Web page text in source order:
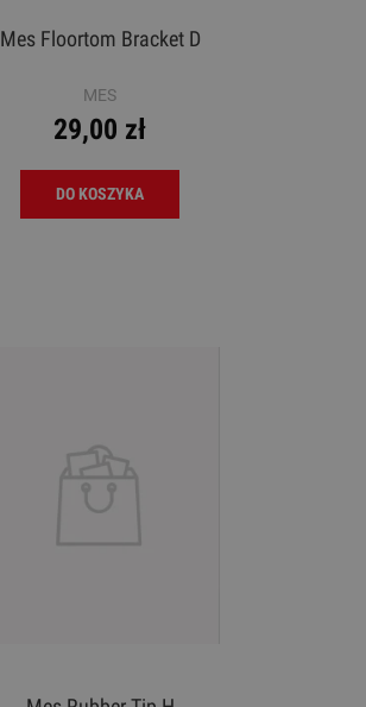
Mes Floortom Bracket D
MES
29,00 zł
DO KOSZYKA